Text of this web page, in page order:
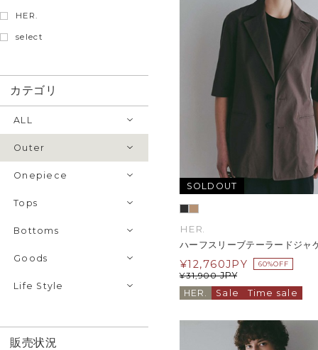
HER.
select
カテゴリ
ALL
Outer
Onepiece
Tops
Bottoms
Goods
Life Style
販売状況
SOLDOUT
HER.
ハーフスリーブテーラードジャ
¥31,900 JPY
¥12,760JPY 60%OFF
HER. Sale Time sale